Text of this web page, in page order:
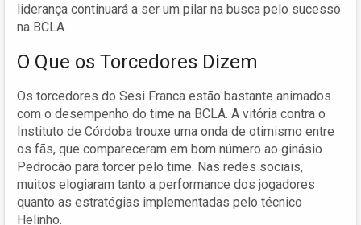
liderança continuará a ser um pilar na busca pelo sucesso
na BCLA.
O Que os Torcedores Dizem
Os torcedores do Sesi Franca estão bastante animados
com o desempenho do time na BCLA. A vitória contra o
Instituto de Córdoba trouxe uma onda de otimismo entre
os fãs, que compareceram em bom número ao ginásio
Pedrocão para torcer pelo time. Nas redes sociais,
muitos elogiaram tanto a performance dos jogadores
quanto as estratégias implementadas pelo técnico
Helinho.